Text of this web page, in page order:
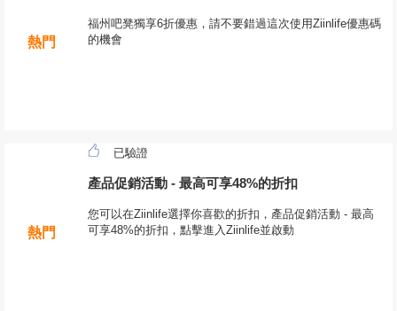
熱門
福州吧凳獨享6折優惠，請不要錯過這次使用Ziinlife優惠碼
的機會
熱門
已驗證
產品促銷活動 - 最高可享48%的折扣
您可以在Ziinlife選擇你喜歡的折扣，產品促銷活動 - 最高
可享48%的折扣，點擊進入Ziinlife並啟動